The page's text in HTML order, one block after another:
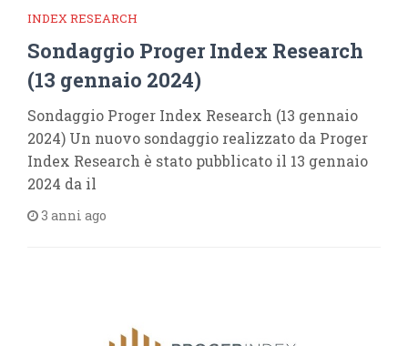
INDEX RESEARCH
Sondaggio Proger Index Research
(13 gennaio 2024)
Sondaggio Proger Index Research (13 gennaio
2024) Un nuovo sondaggio realizzato da Proger
Index Research è stato pubblicato il 13 gennaio
2024 da il
3 anni ago